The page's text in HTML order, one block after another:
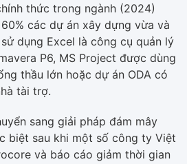
thức trong ngành (2024)
các dự án xây dựng vừa và
dụng Excel là công cụ quản lý
P6, MS Project được dùng
thầu lớn hoặc dự án ODA có
tài trợ.
sang giải pháp đám mây
biệt sau khi một số công ty Việt
và báo cáo giảm thời gian